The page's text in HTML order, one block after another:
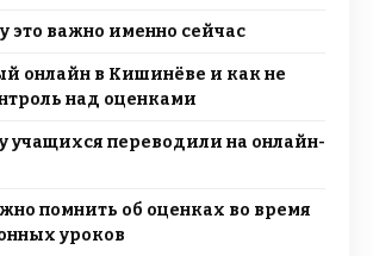
это важно именно сейчас
онлайн в Кишинёве и как не
над оценками
учащихся переводили на онлайн-
помнить об оценках во время
уроков